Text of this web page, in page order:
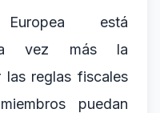
está
vez más la
las reglas fiscales
puedan